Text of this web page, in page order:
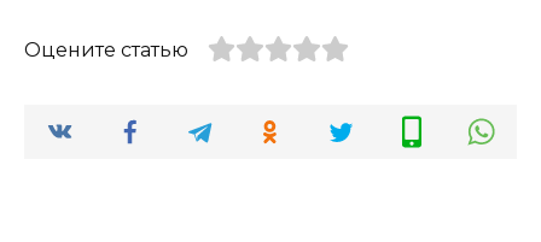
Оцените статью